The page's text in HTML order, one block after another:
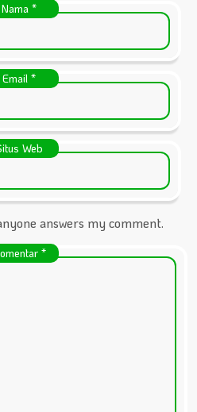
Nama *
Email *
Web
answers my comment.
*